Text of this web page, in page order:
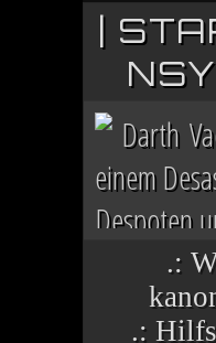
|
Darth
einem
Despoten
Chaos
.:
.: